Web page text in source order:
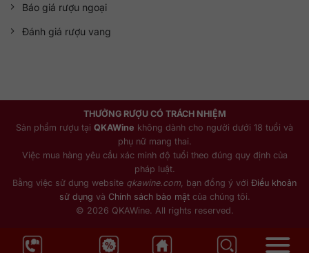
Báo giá rượu ngoại
Đánh giá rượu vang
THƯỞNG RƯỢU CÓ TRÁCH NHIỆM
Sản phẩm rượu tại QKAWine không dành cho người dưới 18 tuổi và
phụ nữ mang thai.
Việc mua hàng yêu cầu xác minh độ tuổi theo đúng quy định của
pháp luật.
Bằng việc sử dụng website qkawine.com , bạn đồng ý với Điều khoản
sử dụng và Chính sách bảo mậtcủa chúng tôi.
© 2026 QKAWine. All rights reserved.